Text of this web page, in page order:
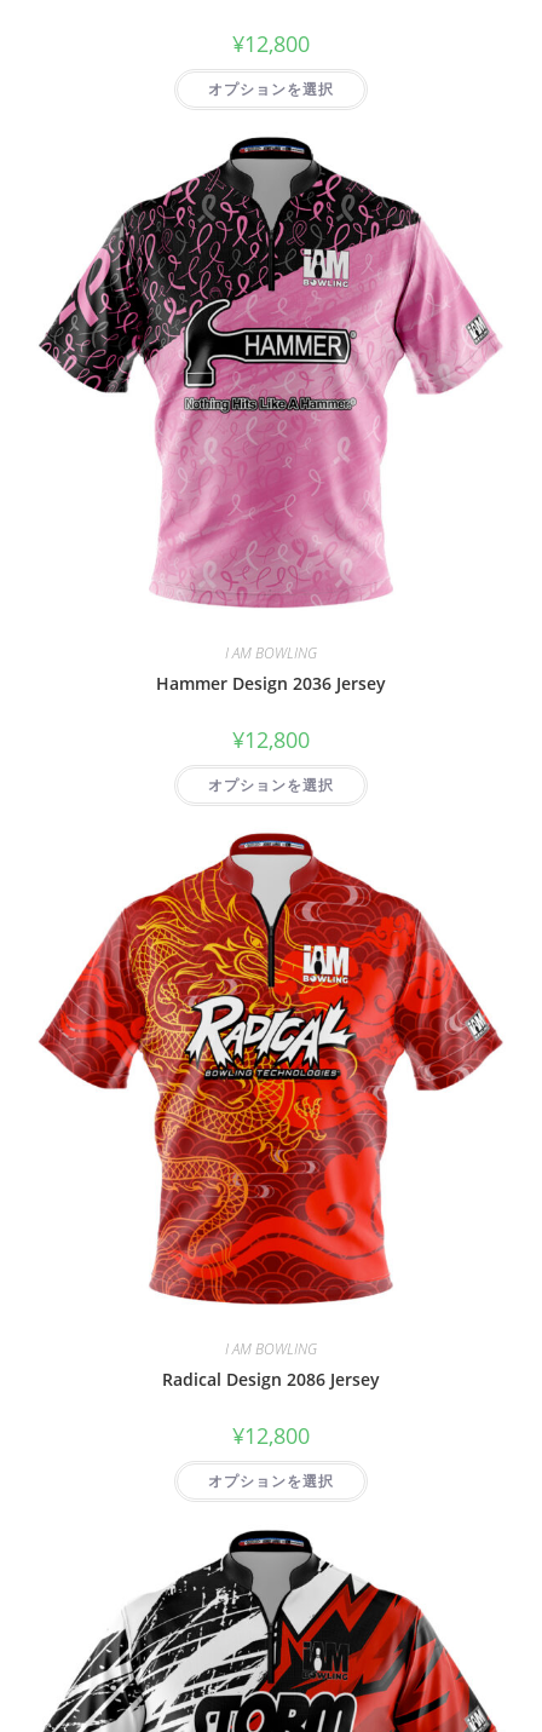
¥12,800
オプションを選択
I AM BOWLING
Hammer Design 2036 Jersey
¥12,800
オプションを選択
I AM BOWLING
Radical Design 2086 Jersey
¥12,800
オプションを選択